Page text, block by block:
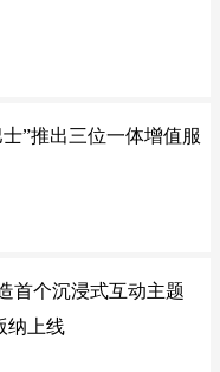
士”推出三位一体增值服
首个沉浸式互动主题
纳上线